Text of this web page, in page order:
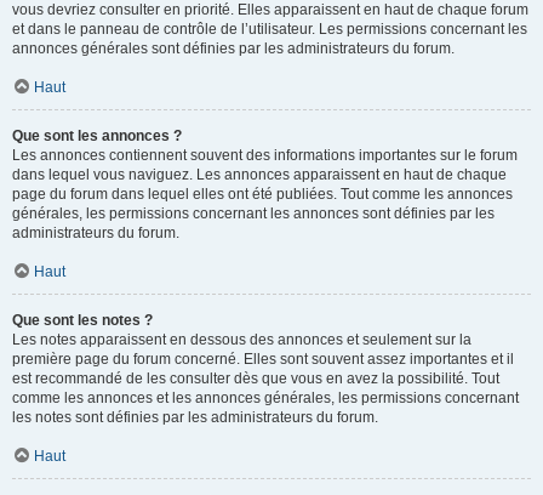
vous devriez consulter en priorité. Elles apparaissent en haut de chaque forum
et dans le panneau de contrôle de l’utilisateur. Les permissions concernant les
annonces générales sont définies par les administrateurs du forum.
Haut
Que sont les annonces ?
Les annonces contiennent souvent des informations importantes sur le forum
dans lequel vous naviguez. Les annonces apparaissent en haut de chaque
page du forum dans lequel elles ont été publiées. Tout comme les annonces
générales, les permissions concernant les annonces sont définies par les
administrateurs du forum.
Haut
Que sont les notes ?
Les notes apparaissent en dessous des annonces et seulement sur la
première page du forum concerné. Elles sont souvent assez importantes et il
est recommandé de les consulter dès que vous en avez la possibilité. Tout
comme les annonces et les annonces générales, les permissions concernant
les notes sont définies par les administrateurs du forum.
Haut